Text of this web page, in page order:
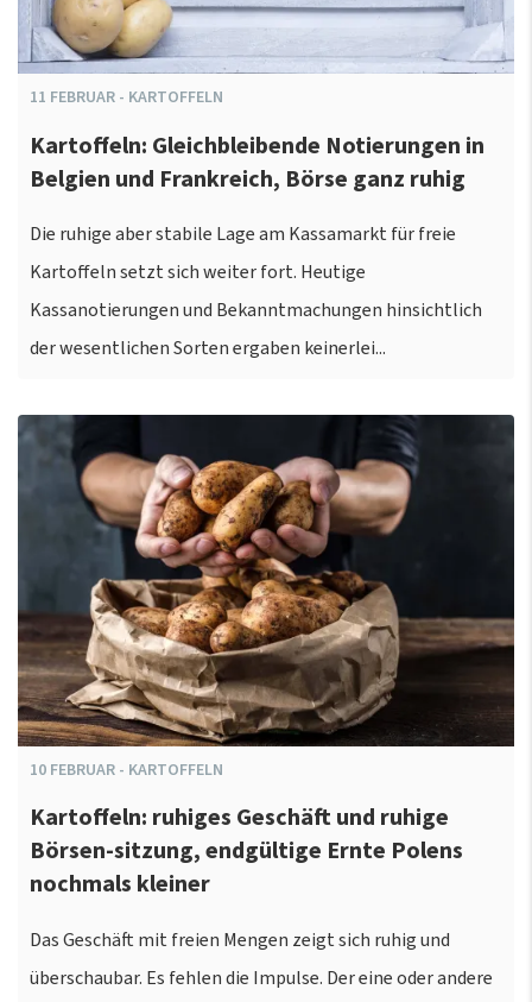
11 FEBRUAR - KARTOFFELN
Kartoffeln: Gleichbleibende Notierungen in
Belgien und Frankreich, Börse ganz ruhig
Die ruhige aber stabile Lage am Kassamarkt für freie
Kartoffeln setzt sich weiter fort. Heutige
Kassanotierungen und Bekanntmachungen hinsichtlich
der wesentlichen Sorten ergaben keinerlei...
10 FEBRUAR - KARTOFFELN
Kartoffeln: ruhiges Geschäft und ruhige
Börsen-sitzung, endgültige Ernte Polens
nochmals kleiner
Das Geschäft mit freien Mengen zeigt sich ruhig und
überschaubar. Es fehlen die Impulse. Der eine oder andere